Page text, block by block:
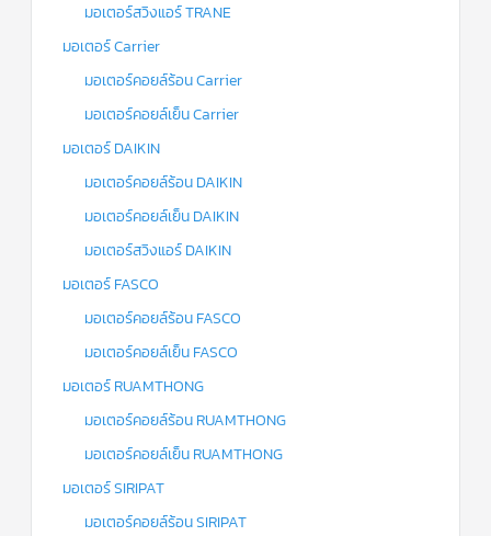
มอเตอร์สวิงแอร์ TRANE
มอเตอร์ Carrier
มอเตอร์คอยล์ร้อน Carrier
มอเตอร์คอยล์เย็น Carrier
มอเตอร์ DAIKIN
มอเตอร์คอยล์ร้อน DAIKIN
มอเตอร์คอยล์เย็น DAIKIN
มอเตอร์สวิงแอร์ DAIKIN
มอเตอร์ FASCO
มอเตอร์คอยล์ร้อน FASCO
มอเตอร์คอยล์เย็น FASCO
มอเตอร์ RUAMTHONG
มอเตอร์คอยล์ร้อน RUAMTHONG
มอเตอร์คอยล์เย็น RUAMTHONG
มอเตอร์ SIRIPAT
มอเตอร์คอยล์ร้อน SIRIPAT